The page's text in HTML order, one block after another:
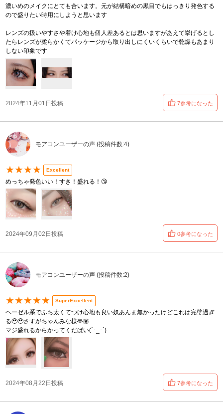
濃いめのメイクにとても合います。元が結構暗めの黒目でもはっきり発色する
ので盛りたい時用にしようと思います
レンズの扱いやすさや着け心地も個人差あるとは思いますがあえて挙げるとし
たらレンズが柔らかくてパッケージから取り出しにくいくらいで乾燥もあまり
しない印象です
2024年11月01日投稿 7参考になった
モアコンユーザーの声 (投稿件数:4)
★★★★ Excellent
めっちゃ発色いい！すき！盛れる！😘
2024年09月02日投稿 0参考になった
モアコンユーザーの声 (投稿件数:2)
★★★★★ SuperExcellent
ヘーゼル系でふち太くてつけ心地も良い奴あんま無かったけどこれは完璧過ぎ
る🥹🥹さすがちゃんみな様🫶🏽
マジ盛れるからかってくだぱい(´･_･`)
2024年08月22日投稿 7参考になった